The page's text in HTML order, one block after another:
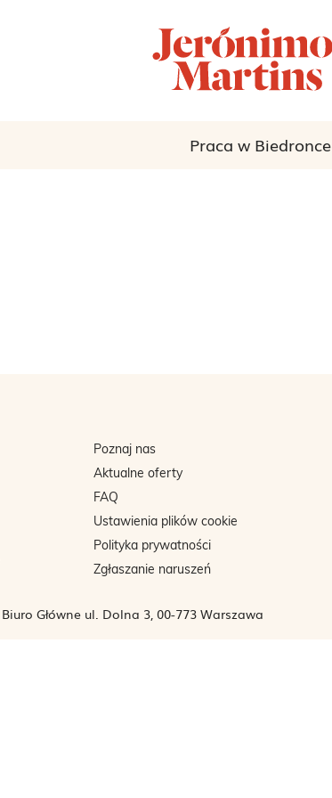
Praca w Biedronce
Poznaj nas
Aktualne oferty
FAQ
Ustawienia plików cookie
Polityka prywatności
Zgłaszanie naruszeń
Główne ul. Dolna 3, 00-773 Warszawa